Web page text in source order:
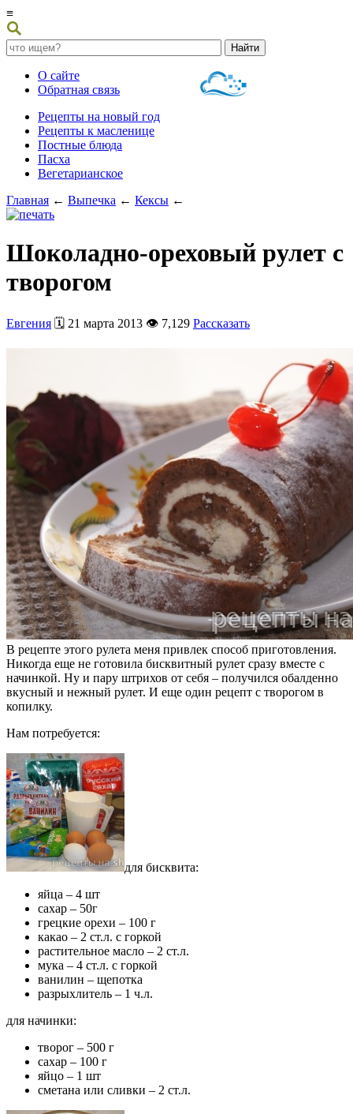
≡
О сайте
Обратная связь
Рецепты на новый год
Рецепты к масленице
Постные блюда
Пасха
Вегетарианское
Главная ← Выпечка ← Кексы ←
Шоколадно-ореховый рулет с
творогом
Евгения 🗓️ 21 марта 2013 👁️ 7,129 Рассказать
В рецепте этого рулета меня привлек способ приготовления.
Никогда еще не готовила бисквитный рулет сразу вместе с
начинкой. Ну и пару штрихов от себя – получился oбалденно
вкусный и нежный рулет. И еще один рецепт с творогом в
копилку.
Нам потребуется:
для бисквита:
яйца – 4 шт
сахар – 50г
грецкие орехи – 100 г
какао – 2 ст.л. с горкой
растительное масло – 2 ст.л.
мука – 4 ст.л. с горкой
ванилин – щепотка
разрыхлитель – 1 ч.л.
для начинки:
творог – 500 г
сахар – 100 г
яйцо – 1 шт
сметана или сливки – 2 ст.л.